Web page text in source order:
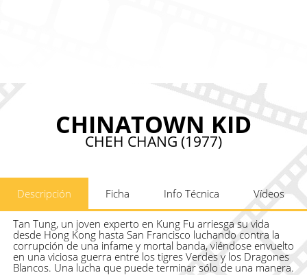
CHINATOWN KID
CHEH CHANG (1977)
Descripción Ficha Info Técnica Vídeos
Tan Tung, un joven experto en Kung Fu arriesga su vida
desde Hong Kong hasta San Francisco luchando contra la
corrupción de una infame y mortal banda, viéndose envuelto
en una viciosa guerra entre los tigres Verdes y los Dragones
Blancos. Una lucha que puede terminar sólo de una manera.